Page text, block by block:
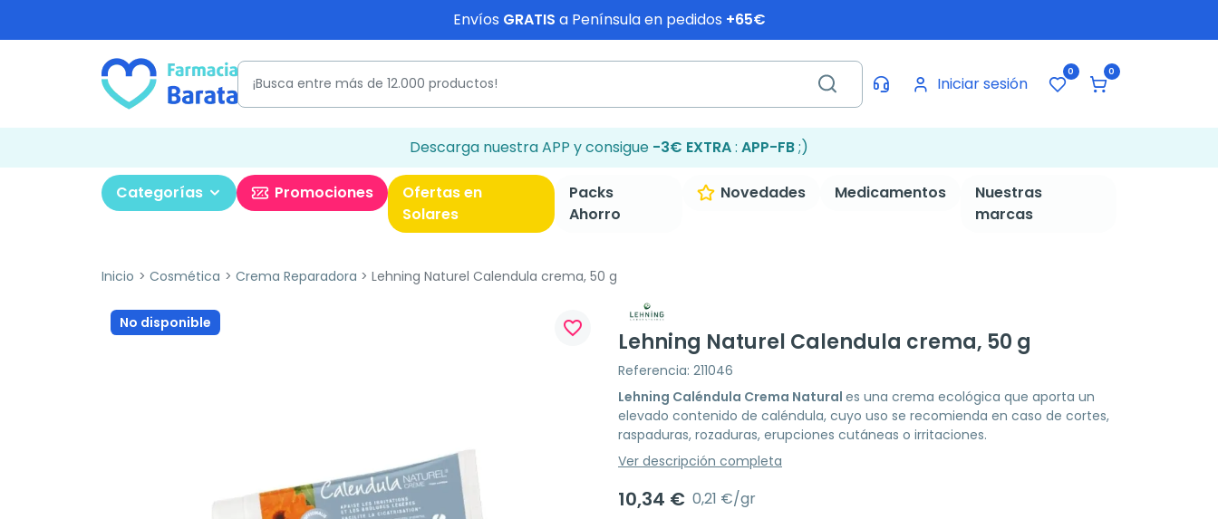
Envíos GRATIS a Península en pedidos +65€
Iniciar sesión
0 0
Descarga nuestra APP y consigue -3€ EXTRA: APP-FB;)
Categorías Promociones
Ofertas en
Solares
Packs
Ahorro
Novedades Medicamentos
Nuestras
marcas
Inicio Cosmética Crema Reparadora Lehning Naturel Calendula crema, 50 g
No disponible favorite_border
Lehning Naturel Calendula crema, 50 g
Referencia: 211046
Lehning Caléndula Crema Natural es una crema ecológica que aporta un
elevado contenido de caléndula, cuyo uso se recomienda en caso de cortes,
raspaduras, rozaduras, erupciones cutáneas o irritaciones.
Ver descripción completa
10,34 € 0,21 €/gr